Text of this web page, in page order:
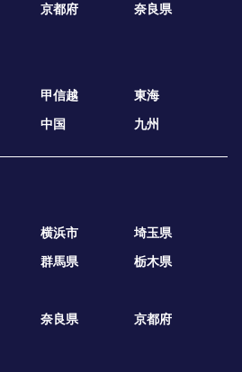
京都府
奈良県
甲信越
東海
中国 九州
横浜市
埼玉県
群馬県 栃木県
奈良県
京都府